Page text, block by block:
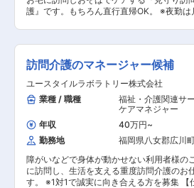
到着・サービス開始 ◇18:00～／サービス記
ス開始 ・就寝前後の身支度ケア(歯磨き
着換え 等) ・就寝中の体位交換、痰吸引な
・見守り ・痰吸引など ◇7:00～／ご利用者様起
床 ◇8:00～／サービス記録、終了 ・直行直
※担当する件数や、ご利用者様によって時間
ービスは異なります。 ＊＊ ここがオスス
無料で取得とキャリアパス】 無料で「重度訪問介
護従業者養成研修統合課程」や「実務者研
取得が可能です。 資格取得で医療的ケアができる
ワンランク上の介護士さんに！！ あなたの能力と
やる気次第で スタッフ → サービスリーダー → サ
ービス提供責任者 → コーディネーター → マ
用者宅へ移動＞ ◇14:00～／利用者宅到着・サー
ビス開始 ◇18:00～／サービス記録、終了
直帰OK 【夜勤】 ◇22:00～／サービス開始
用者様就寝 ・定時の体位交換 ・見守り ・痰
など ◇7:00～／ご利用者様起床 ◇8:00～／サー
ビス記録、終了 ・直行直帰OK ※担当する件数
や、ご利用者様によって時間・サービスは
ます。 ＊＊ ここがオススメ！！ ＊＊
【POINT1：好待遇・キャリアアップ】 賞与年2
回はもちろん有給休暇や完全週休二日制とい
待遇は充実！ 入社後早くて半年でキャリアアッ
ービスリーダー → サービス提供責任者 →
ィネーター → マネージャーになることも可
護』です。もちろん直行直帰OK。 ※夜勤は
方のご自宅へ伺い、生命と生活を支える、
祉をメインとした訪問介護ケアのお仕事です
ケアスタッフ業務 障がい者の方、高齢者の
人ひとりに必要なケアを行っていく、専門的
護職です。 研修を通して、需要が非常に高
療的ケア」ができるプロフェッショナルな
としても成長できます。 人の役に立つ仕事
いきたい方、お待ちしております！ ・見守り ・
生活介助： 家事援助（洗濯、掃除、料理）
体介護： 起床・就寝・入浴・食事の介助
時の同行支援 ・医療的ケア： たんの吸引
栄養（胃ろう・腸ろう） ・介護記録の記
◎サービス提供責任者業務 一緒にお仕事を
訪問介護のマネージャー候補
ユースタイルラボラトリー株式会社
業種 / 職種
福祉・介護関連サ
ケアマネジャー
年収
40万円~
勤務地
福岡県八女郡広川
障がいなどで身体が動かせない利用者様の
に訪問し、生活を支える重度訪問介護のお
す。 ※1対1で誠実に向き合える方を募集 【仕事内